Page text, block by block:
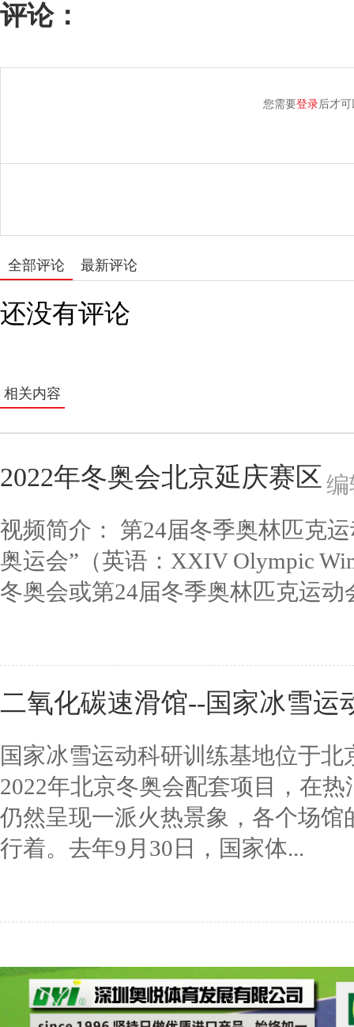
评论：
您需要登录后才
全部评论 最新评论
还没有评论
相关内容
2022年冬奥会北京延庆赛区 编
视频简介： 第24届冬季奥林匹克
奥运会”（英语：XXIV Olympic
冬奥会或第24届冬季奥林匹克运动
二氧化碳速滑馆--国家冰雪运
国家冰雪运动科研训练基地位于
2022年北京冬奥会配套项目，在
仍然呈现一派火热景象，各个场
行着。去年9月30日，国家体...